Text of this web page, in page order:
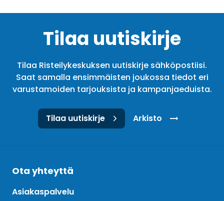
Tilaa uutiskirje
Tilaa Risteilykeskuksen uutiskirje sähköpostiisi.
Saat samalla ensimmäisten joukossa tiedot eri
varustamoiden tarjouksista ja kampanjaeduista.
Tilaa uutiskirje Arkisto
Ota yhteyttä
Asiakaspalvelu